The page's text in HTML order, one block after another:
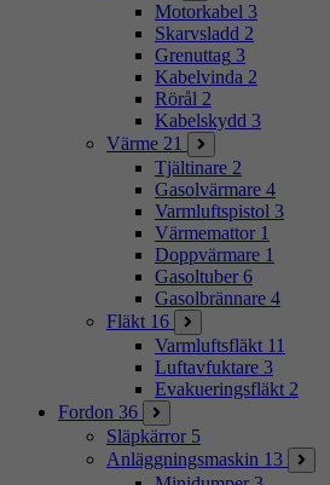
Motorkabel 3
Skarvsladd 2
Grenuttag 3
Kabelvinda 2
Rörål 2
Kabelskydd 3
Värme 21
Tjältinare 2
Gasolvärmare 4
Varmluftspistol 3
Värmemattor 1
Doppvärmare 1
Gasoltuber 6
Gasolbrännare 4
Fläkt 16
Varmluftsfläkt 11
Luftavfuktare 3
Evakueringsfläkt 2
Fordon 36
Släpkärror 5
Anläggningsmaskin 13